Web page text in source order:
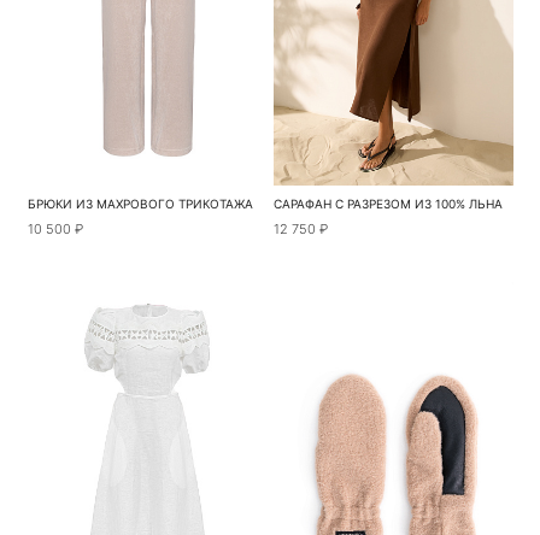
БРЮКИ ИЗ МАХРОВОГО ТРИКОТАЖА
10 500 ₽
САРАФАН С РАЗРЕЗОМ ИЗ 100% ЛЬНА
12 750 ₽